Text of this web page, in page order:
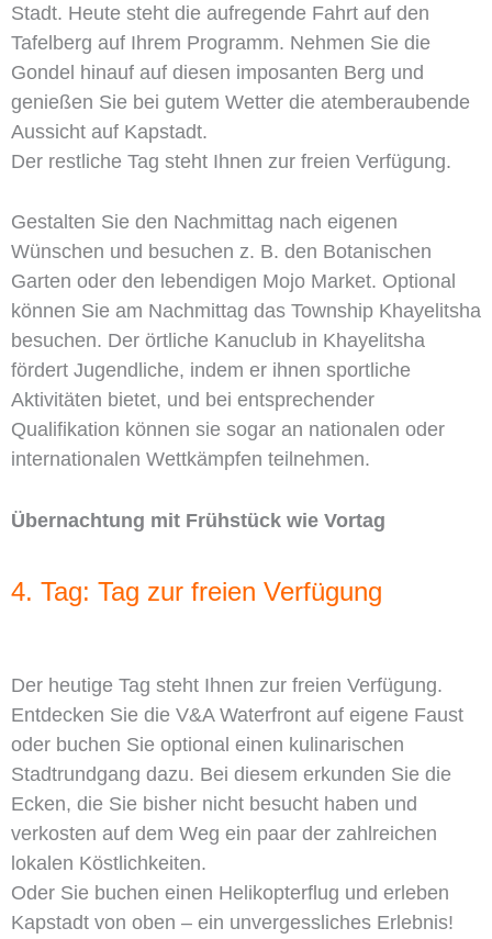
Stadt. Heute steht die aufregende Fahrt auf den
Tafelberg auf Ihrem Programm. Nehmen Sie die
Gondel hinauf auf diesen imposanten Berg und
genießen Sie bei gutem Wetter die atemberaubende
Aussicht auf Kapstadt.
Der restliche Tag steht Ihnen zur freien Verfügung.
Gestalten Sie den Nachmittag nach eigenen
Wünschen und besuchen z. B. den Botanischen
Garten oder den lebendigen Mojo Market. Optional
können Sie am Nachmittag das Township Khayelitsha
besuchen. Der örtliche Kanuclub in Khayelitsha
fördert Jugendliche, indem er ihnen sportliche
Aktivitäten bietet, und bei entsprechender
Qualifikation können sie sogar an nationalen oder
internationalen Wettkämpfen teilnehmen.
Übernachtung mit Frühstück wie Vortag
4. Tag: Tag zur freien Verfügung
Der heutige Tag steht Ihnen zur freien Verfügung.
Entdecken Sie die V&A Waterfront auf eigene Faust
oder buchen Sie optional einen kulinarischen
Stadtrundgang dazu. Bei diesem erkunden Sie die
Ecken, die Sie bisher nicht besucht haben und
verkosten auf dem Weg ein paar der zahlreichen
lokalen Köstlichkeiten.
Oder Sie buchen einen Helikopterflug und erleben
Kapstadt von oben – ein unvergessliches Erlebnis!